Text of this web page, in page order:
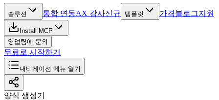
솔루션 통합 연동AX 감사신규 템플릿 가격블로그지원
Install MCP
영업팀에 문의
무료로 시작하기
내비게이션 메뉴 열기
양식 생성기